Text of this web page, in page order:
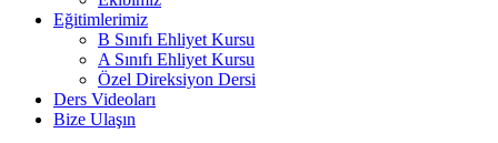
Eğitimlerimiz
B Sınıfı Ehliyet Kursu
A Sınıfı Ehliyet Kursu
Özel Direksiyon Dersi
Ders Videoları
Bize Ulaşın